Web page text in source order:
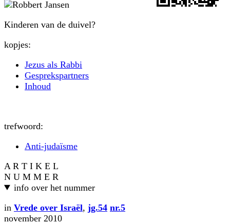
Kinderen van de duivel?
kopjes:
Jezus als Rabbi
Gesprekspartners
Inhoud
trefwoord:
Anti-judaïsme
A R T I K E L
N U M M E R
info over het nummer
in Vrede over Israël, jg.54 nr.5
november 2010